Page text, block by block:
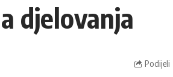
djelovanja
Podijeli